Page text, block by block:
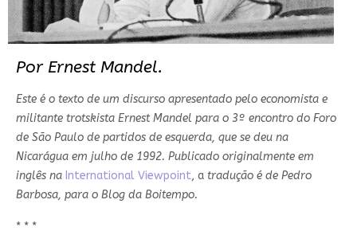
Por Ernest Mandel.
Este é o texto de um discurso apresentado pelo economista e
militante trotskista Ernest Mandel para o 3º encontro do Foro
de São Paulo de partidos de esquerda, que se deu na
Nicarágua em julho de 1992. Publicado originalmente em
inglês na International Viewpoint, atradução é de Pedro
Barbosa, para o Blog da Boitempo.
* * *